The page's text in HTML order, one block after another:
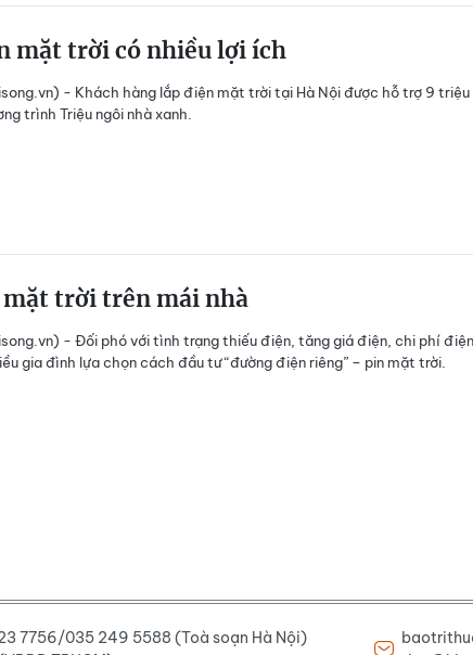
mặt trời có nhiều lợi ích
- Khách hàng lắp điện mặt trời tại Hà Nội được hỗ trợ 9 triệu
trình Triệu ngôi nhà xanh.
mặt trời trên mái nhà
- Đối phó với tình trạng thiếu điện, tăng giá điện, chi phí điện
gia đình lựa chọn cách đầu tư “đường điện riêng” – pin mặt trời.
7756/035 249 5588 (Toà soạn Hà Nội)